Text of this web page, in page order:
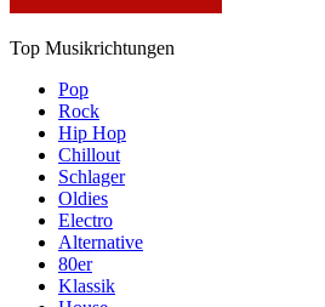
Top Musikrichtungen
Pop
Rock
Hip Hop
Chillout
Schlager
Oldies
Electro
Alternative
80er
Klassik